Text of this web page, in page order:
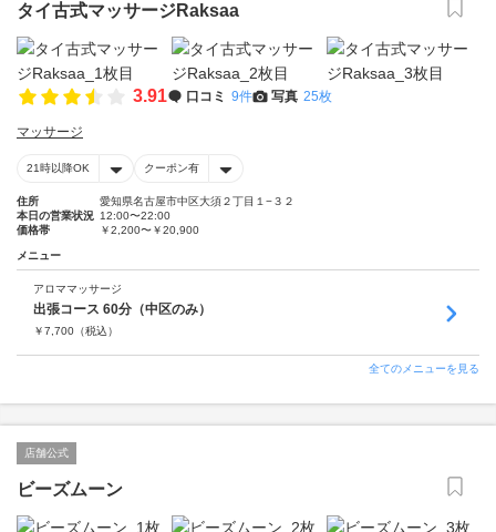
タイ古式マッサージRaksaa
3.91 口コミ 9件 写真 25枚
マッサージ
21時以降OK クーポン有
住所
愛知県名古屋市中区大須２丁目１−３２
本日の営業状況 12:00〜22:00
価格帯
￥2,200〜￥20,900
メニュー
アロママッサージ
出張コース 60分（中区のみ）
￥7,700 （税込）
全てのメニューを見る
店舗公式
ビーズムーン